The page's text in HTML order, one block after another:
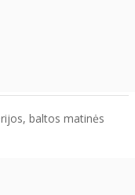
baltos matinės